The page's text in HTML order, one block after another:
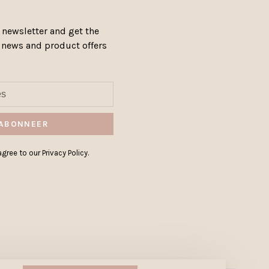
and get the
and product offers
to our Privacy Policy.